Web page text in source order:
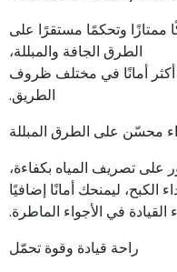
ممتازًا وتحكمًا مستقرًا على
الطرق الجافة والمبللة،
أكثر أمانًا في مختلف ظروف
الطريق.
محسّن على الطرق المبللة
تصريف المياه بكفاءة،
ليمنحك أمانًا إضافيًا
القيادة في الأجواء الماطرة.
راحة قيادة وقوة تحمّل